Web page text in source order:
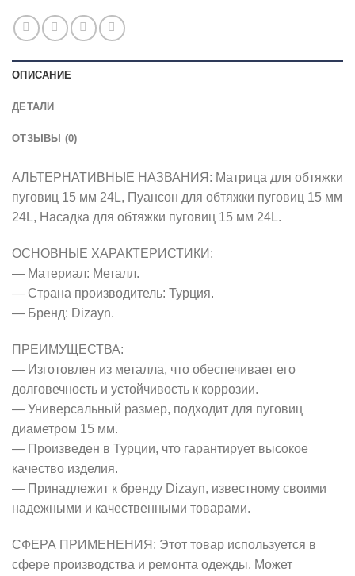
ОПИСАНИЕ
ДЕТАЛИ
ОТЗЫВЫ (0)
АЛЬТЕРНАТИВНЫЕ НАЗВАНИЯ: Матрица для обтяжки
пуговиц 15 мм 24L, Пуансон для обтяжки пуговиц 15 мм
24L, Насадка для обтяжки пуговиц 15 мм 24L.
ОСНОВНЫЕ ХАРАКТЕРИСТИКИ:
— Материал: Металл.
— Страна производитель: Турция.
— Бренд: Dizayn.
ПРЕИМУЩЕСТВА:
— Изготовлен из металла, что обеспечивает его
долговечность и устойчивость к коррозии.
— Универсальный размер, подходит для пуговиц
диаметром 15 мм.
— Произведен в Турции, что гарантирует высокое
качество изделия.
— Принадлежит к бренду Dizayn, известному своими
надежными и качественными товарами.
СФЕРА ПРИМЕНЕНИЯ: Этот товар используется в
сфере производства и ремонта одежды. Может